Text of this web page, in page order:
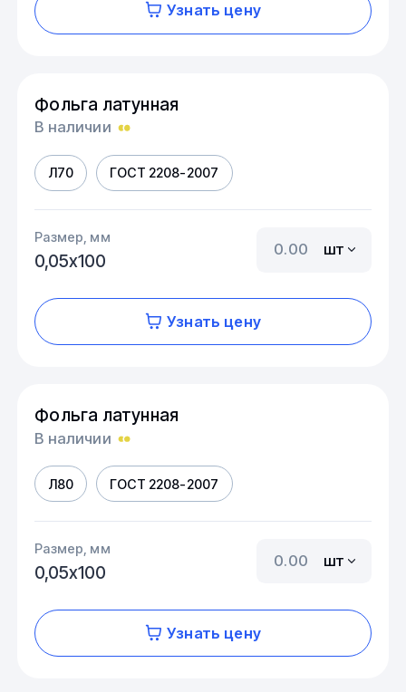
Узнать цену
Фольга латунная
В наличии
Л70 ГОСТ 2208-2007
Размер, мм
0,05х100
шт
Узнать цену
Фольга латунная
В наличии
Л80 ГОСТ 2208-2007
Размер, мм
0,05х100
шт
Узнать цену